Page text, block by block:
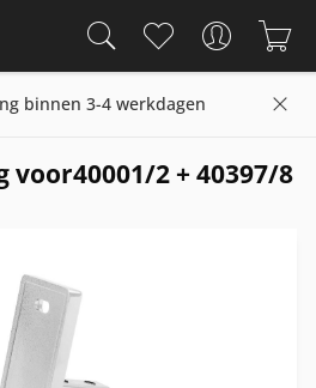
binnen 3-4 werkdagen
2 + 40397/8